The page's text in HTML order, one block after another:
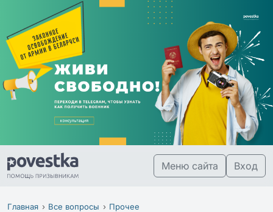
Меню сайта Вход
Главная Все вопросы
Прочее